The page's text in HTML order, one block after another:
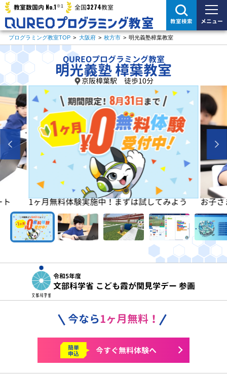
教室数国内 No.1※1 全国3274教室
教室検索 メニュー
プログラミング教室TOP > 大阪府 > 枚方市 > 明光義塾樟葉教室
QUREOプログラミング教室
明光義塾 樟葉教室
京阪樟葉駅 徒歩10分
う お子さまの「楽しい」を学びの原動力に！ 初め
令和5年度
文部科学省 こども霞が関見学デー 参画
今なら1ヶ月無料！
簡単
申込 今すぐ無料体験へ